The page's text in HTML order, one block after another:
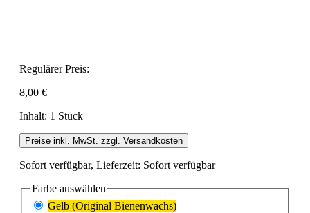
Regulärer Preis:
8,00 €
Inhalt: 1 Stück
Preise inkl. MwSt. zzgl. Versandkosten
Sofort verfügbar, Lieferzeit: Sofort verfügbar
Farbe auswählen
Gelb (Original Bienenwachs)